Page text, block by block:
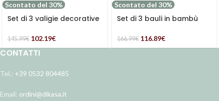
Scontato del 30%
Set di 3 valigie decorative
145.99€ 102.19€
Scontato del 30%
Set di 3 bauli in bambù
166.99€ 116.89€
CONTATTI
Tel.: +39 0532 804485
Email: ordini@dikasa.it